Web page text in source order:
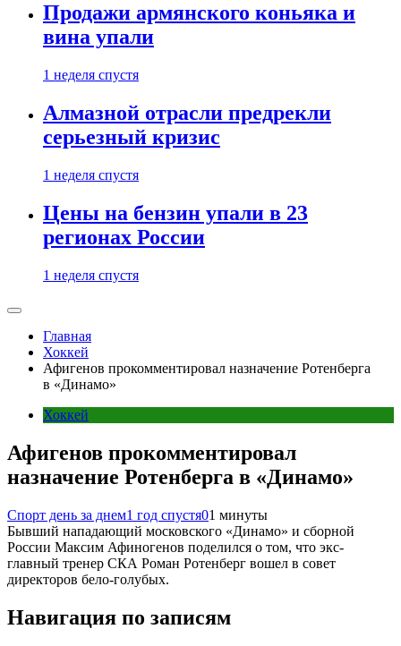
Продажи армянского коньяка и
вина упали
1 неделя спустя
Алмазной отрасли предрекли
серьезный кризис
1 неделя спустя
Цены на бензин упали в 23
регионах России
1 неделя спустя
Главная
Хоккей
Афигенов прокомментировал назначение Ротенберга
в «Динамо»
Хоккей
Афигенов прокомментировал
назначение Ротенберга в «Динамо»
Спорт день за днем1 год спустя01 минуты
Бывший нападающий московского «Динамо» и сборной
России Максим Афиногенов поделился о том, что экс-
главный тренер СКА Роман Ротенберг вошел в совет
директоров бело-голубых.
Навигация по записям